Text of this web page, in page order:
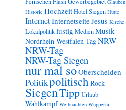
FernsehenFlashGewerbegebiet Glauben
Historie HochzeitHotel Siegen Hütte
InternetInternetseiteJesus Kirche
Lokalpolitiklustig MedienMusik
Nordrhein-Westfalen-TagNRW
NRW-Tag
NRW-Tag Siegen
nur mal soOberschelden
Politikpolitisch Rock
SiegenTippUrlaub
Wahlkampf Weihnachten Wuppertal